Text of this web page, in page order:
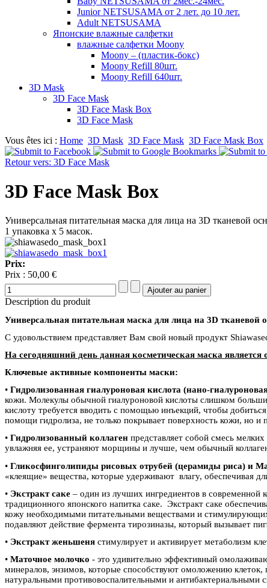
Junior NETSUSAMA от 2 лет. до 10 лет.
Adult NETSUSAMA
Японские влажные салфетки
влажные салфетки Moony
Moony – (пластик-бокс)
Moony Refill 80шт.
Moony Refill 640шт.
3D Mask
3D Face Mask
3D Face Mask Box
3D Face Mask
Vous êtes ici : Home 3D Mask 3D Face Mask 3D Face Mask Box
Retour vers: 3D Face Mask
3D Face Mask Box
Универсальная питательная маска для лица на 3D тканевой
1 упаковка х 5 масок.
Prix:
Prix : 50,00 €
Description du produit
Универсальная питательная маска для лица на 3D тканевой
С удовольствием представляет Вам свой новый продукт
На сегодняшний день данная косметическая маска
Ключевые активные компоненты маски:
• Гидролизованная гиалуроновая кислота (нано-
кожи. Молекулы обычной гиалуроновой кислоты слишком
кислоту требуется вводить с помощью инъекций, чтобы
помощи гидролиза, не только покрывает поверхность кожи, но и
• Гидролизованный коллаген представляет собой смесь
увлажняя ее, устраняют морщины и лучше, чем обычный
• Гликосфинголипиды рисовых отрубей (церамиды риса) и
«клеящие» вещества, которые удерживают влагу, обеспечивая
• Экстракт саке – один из лучших ингредиентов в современной
традиционного японского напитка саке. Экстракт саке
кожу необходимыми питательными веществами и стимулирующих
подавляют действие фермента тирозиназы, который вызывает
• Экстракт женьшеня стимулирует и активирует метаболизм
• Маточное молочко - это удивительно эффективный
минералов, энзимов, которые способствуют омоложению
натуральными противовоспалительными и антибактериальными